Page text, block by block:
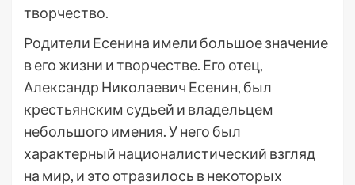
творчество.
Родители Есенина имели большое значение
в его жизни и творчестве. Его отец,
Александр Николаевич Есенин, был
крестьянским судьей и владельцем
небольшого имения. У него был
характерный националистический взгляд
на мир, и это отразилось в некоторых